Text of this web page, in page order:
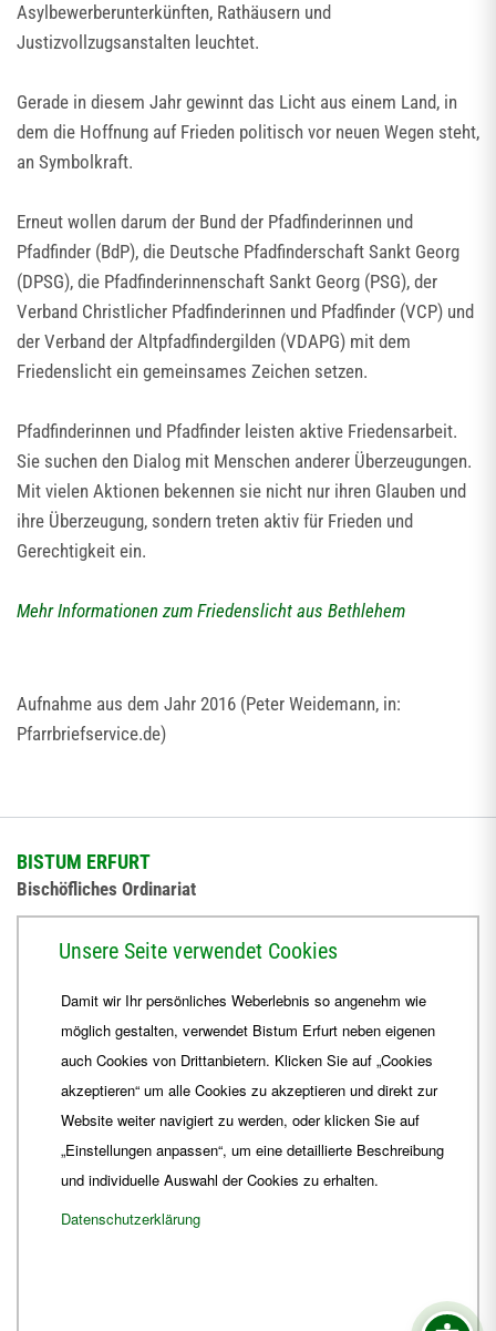
Asylbewerberunterkünften, Rathäusern und
Justizvollzugsanstalten leuchtet.
Gerade in diesem Jahr gewinnt das Licht aus einem Land, in
dem die Hoffnung auf Frieden politisch vor neuen Wegen steht,
an Symbolkraft.
Erneut wollen darum der Bund der Pfadfinderinnen und
Pfadfinder (BdP), die Deutsche Pfadfinderschaft Sankt Georg
(DPSG), die Pfadfinderinnenschaft Sankt Georg (PSG), der
Verband Christlicher Pfadfinderinnen und Pfadfinder (VCP) und
der Verband der Altpfadfindergilden (VDAPG) mit dem
Friedenslicht ein gemeinsames Zeichen setzen.
Pfadfinderinnen und Pfadfinder leisten aktive Friedensarbeit.
Sie suchen den Dialog mit Menschen anderer Überzeugungen.
Mit vielen Aktionen bekennen sie nicht nur ihren Glauben und
ihre Überzeugung, sondern treten aktiv für Frieden und
Gerechtigkeit ein.
Mehr Informationen zum Friedenslicht aus Bethlehem
Aufnahme aus dem Jahr 2016 (Peter Weidemann, in:
Pfarrbriefservice.de)
BISTUM ERFURT
Bischöfliches Ordinariat
+49 361 6572-444
ordinariat Bistum-Erfurt.de
Unsere Seite verwendet Cookies
Damit wir Ihr persönliches Weberlebnis so angenehm wie
möglich gestalten, verwendet Bistum Erfurt neben eigenen
auch Cookies von Drittanbietern. Klicken Sie auf „Cookies
akzeptieren“ um alle Cookies zu akzeptieren und direkt zur
Website weiter navigiert zu werden, oder klicken Sie auf
„Einstellungen anpassen“, um eine detaillierte Beschreibung
und individuelle Auswahl der Cookies zu erhalten.
Datenschutzerklärung